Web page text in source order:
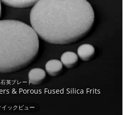
石英プレート
& Porous Fused Silica Frits
イックビュー